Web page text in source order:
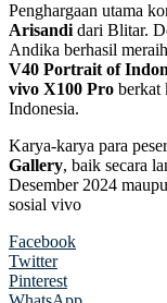
Penghargaan utama
Arisandi dari Blitar.
Andika berhasil meraih
V40 Portrait of
vivo X100 Pro berkat
Indonesia.
Karya-karya para
Gallery, baik secara
Desember 2024
sosial vivo
Facebook
Twitter
Pinterest